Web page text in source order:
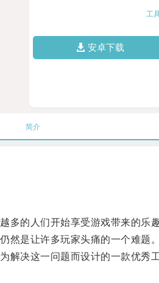
工
安卓下载
简介
的人们开始享受游戏带来的乐趣
是让许多玩家头痛的一个难题。
决这一问题而设计的一款优秀工